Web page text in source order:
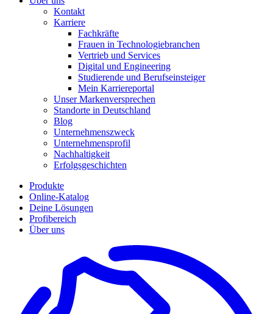
Kontakt
Karriere
Fachkräfte
Frauen in Technologiebranchen
Vertrieb und Services
Digital und Engineering
Studierende und Berufseinsteiger
Mein Karriereportal
Unser Markenversprechen
Standorte in Deutschland
Blog
Unternehmenszweck
Unternehmensprofil
Nachhaltigkeit
Erfolgsgeschichten
Produkte
Online-Katalog
Deine Lösungen
Profibereich
Über uns